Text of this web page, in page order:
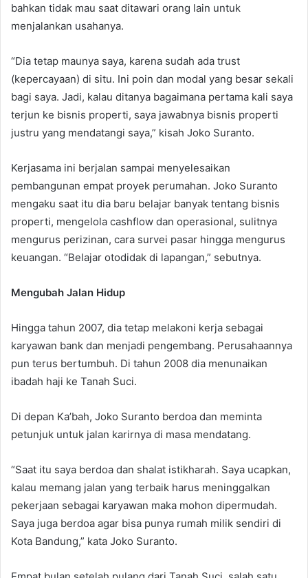
bahkan tidak mau saat ditawari orang lain untuk
menjalankan usahanya.
“Dia tetap maunya saya, karena sudah ada trust
(kepercayaan) di situ. Ini poin dan modal yang besar sekali
bagi saya. Jadi, kalau ditanya bagaimana pertama kali saya
terjun ke bisnis properti, saya jawabnya bisnis properti
justru yang mendatangi saya,” kisah Joko Suranto.
Kerjasama ini berjalan sampai menyelesaikan
pembangunan empat proyek perumahan. Joko Suranto
mengaku saat itu dia baru belajar banyak tentang bisnis
properti, mengelola cashflow dan operasional, sulitnya
mengurus perizinan, cara survei pasar hingga mengurus
keuangan. “Belajar otodidak di lapangan,” sebutnya.
Mengubah Jalan Hidup
Hingga tahun 2007, dia tetap melakoni kerja sebagai
karyawan bank dan menjadi pengembang. Perusahaannya
pun terus bertumbuh. Di tahun 2008 dia menunaikan
ibadah haji ke Tanah Suci.
Di depan Ka’bah, Joko Suranto berdoa dan meminta
petunjuk untuk jalan karirnya di masa mendatang.
“Saat itu saya berdoa dan shalat istikharah. Saya ucapkan,
kalau memang jalan yang terbaik harus meninggalkan
pekerjaan sebagai karyawan maka mohon dipermudah.
Saya juga berdoa agar bisa punya rumah milik sendiri di
Kota Bandung,” kata Joko Suranto.